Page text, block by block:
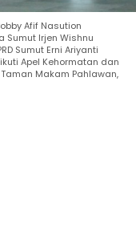
Afif Nasution
Sumut Irjen Wishnu
Sumut Erni Ariyanti
Apel Kehormatan dan
Makam Pahlawan,